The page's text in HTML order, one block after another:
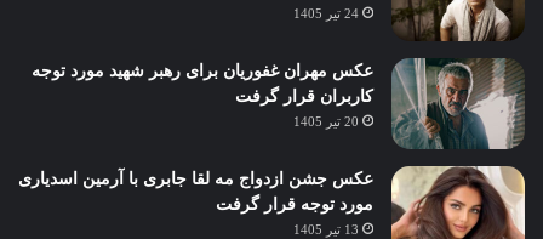
24 تیر 1405
عکس مهران غفوریان برای رهبر شهید مورد توجه
کاربران قرار گرفت
20 تیر 1405
عکس جشن ازدواج مه لقا جابری با آرمین اسدیاری
مورد توجه قرار گرفت
13 تیر 1405